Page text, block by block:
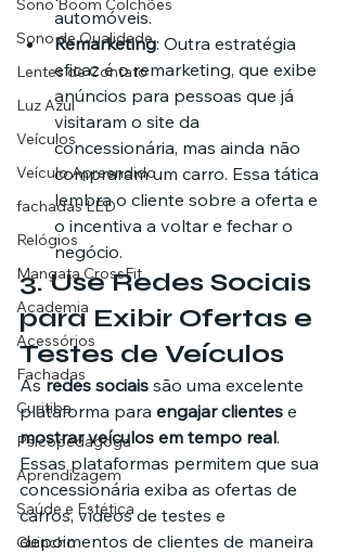
Sono Boom Colchões
Sono de Qualidade
Lentes de Contato
Luz Azul
Veículos
Veículo Apreendido
fachadas LED
Relógios
Mangata CrossFit
Academia
Acessórios
Fachadas
Curitiba
Psicopedagoga
Aprendizagem
Saúde e Estética
Guincho
automóveis.
Remarketing: Outra estratégia
eficaz é o remarketing, que exibe
anúncios para pessoas que já
visitaram o site da
concessionária, mas ainda não
compraram um carro. Essa tática
lembra o cliente sobre a oferta e
o incentiva a voltar e fechar o
negócio.
3. Use Redes Sociais
para Exibir Ofertas e
Testes de Veículos
As redes sociais são uma excelente
plataforma para engajar clientes e
mostrar veículos em tempo real.
Essas plataformas permitem que sua
concessionária exiba as ofertas de
carros, vídeos de testes e
depoimentos de clientes de maneira